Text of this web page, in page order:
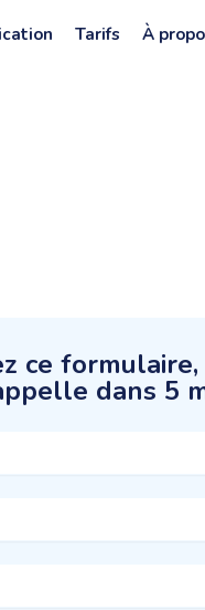
Tarifs À
ce formulaire,
dans 5